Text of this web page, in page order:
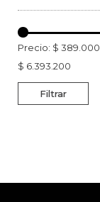
Filtrar
Precio: $ 389.000
$ 6.393.200